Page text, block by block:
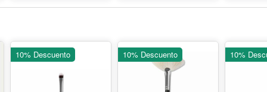
10% Descuento 10% Descuento 10%